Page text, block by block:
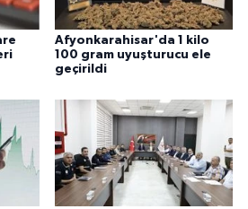
Afyonkarahisar'da 1 kilo
100 gram uyuşturucu ele
geçirildi